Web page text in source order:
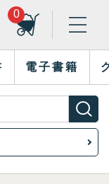
0
電子書籍